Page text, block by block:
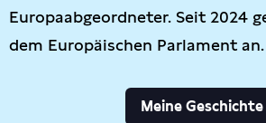
Europaabgeordneter. Seit 2024
dem Europäischen Parlament an.
Meine Geschichte